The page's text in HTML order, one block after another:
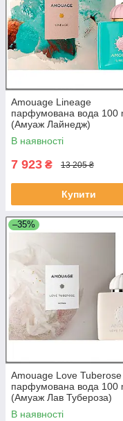
Amouage Lineage
парфумована вода 100
(Амуаж Лайнедж)
В наявності
7 923 ₴ 13 205 ₴
Купити
–35%
Amouage Love Tuberose
парфумована вода 100
(Амуаж Лав Тубероза)
В наявності